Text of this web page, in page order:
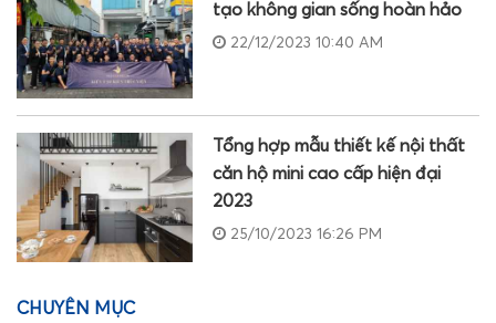
tạo không gian sống hoàn hảo
22/12/2023 10:40 AM
Tổng hợp mẫu thiết kế nội thất
căn hộ mini cao cấp hiện đại
2023
25/10/2023 16:26 PM
CHUYÊN MỤC